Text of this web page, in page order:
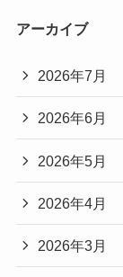
アーカイブ
2026年7月
2026年6月
2026年5月
2026年4月
2026年3月